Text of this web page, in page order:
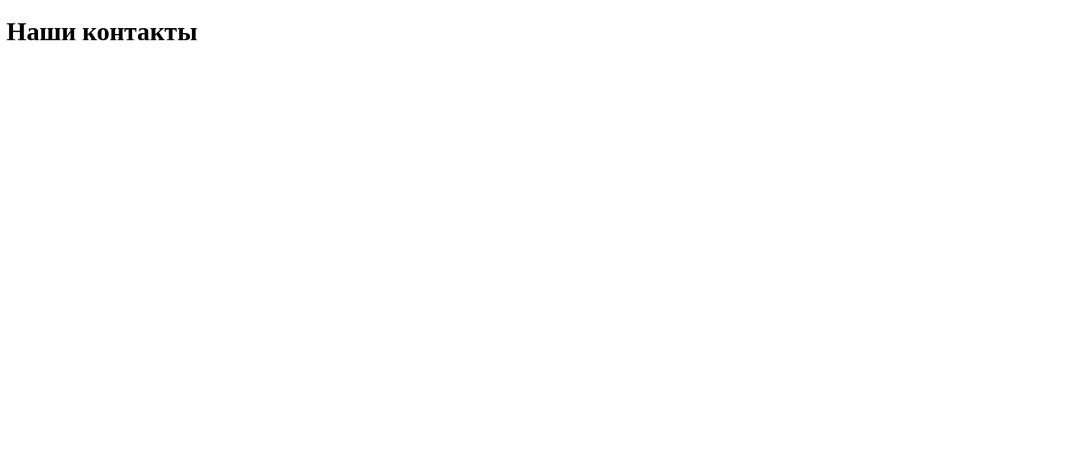
Наши контакты